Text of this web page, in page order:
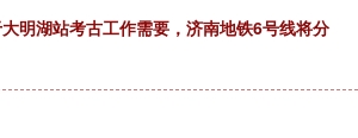
明湖站考古工作需要，济南地铁6号线将分